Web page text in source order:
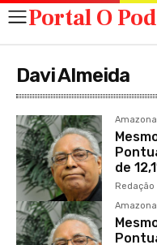
Portal O
Davi Almeida
de
Redação